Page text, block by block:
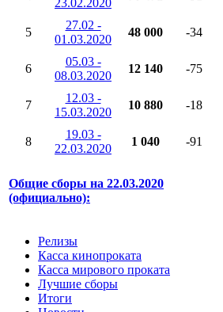
5
27.02 -
01.03.2020
48 000 -34
6
05.03 -
08.03.2020
12 140 -75
7
12.03 -
15.03.2020
10 880 -18
8
19.03 -
22.03.2020
1 040 -91
Общие сборы на 22.03.2020
(официально):
Релизы
Касса кинопроката
Касса мирового проката
Лучшие сборы
Итоги